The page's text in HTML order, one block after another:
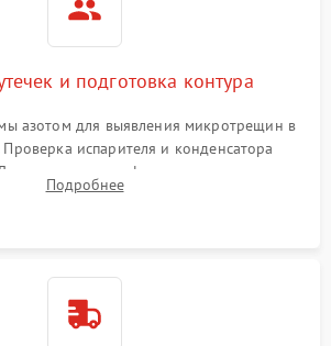
и подготовка контура
азотом для выявления микротрещин в
испарителя и конденсатора
Демонтаж старого фильтра-осушителя и
трубки для устранения засоров.
Подробнее